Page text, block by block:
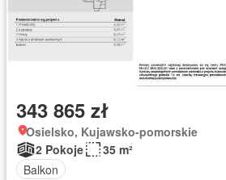
343 865 zł
Osielsko, Kujawsko-pomorskie
2 Pokoje
35 m²
Balkon